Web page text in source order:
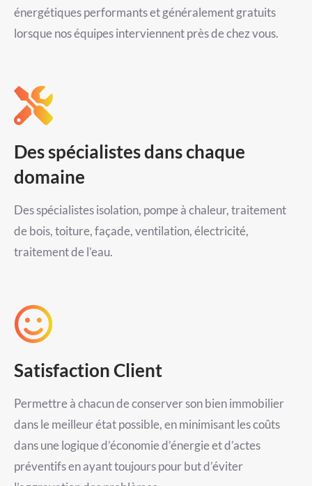
énergétiques performants et généralement gratuits
lorsque nos équipes interviennent près de chez vous.
Des spécialistes dans chaque
domaine
Des spécialistes isolation, pompe à chaleur, traitement
de bois, toiture, façade, ventilation, électricité,
traitement de l’eau.
Satisfaction Client
Permettre à chacun de conserver son bien immobilier
dans le meilleur état possible, en minimisant les coûts
dans une logique d’économie d’énergie et d’actes
préventifs en ayant toujours pour but d’éviter